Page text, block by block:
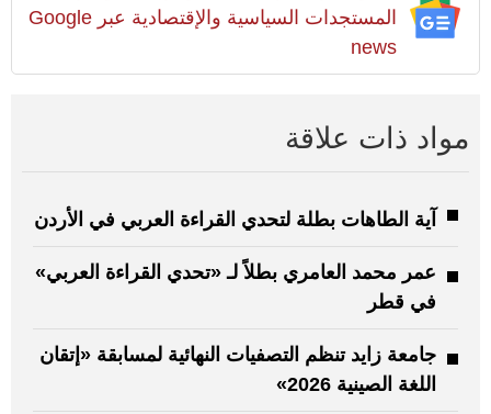
المستجدات السياسية والإقتصادية عبر Google
news
مواد ذات علاقة
آية الطاهات بطلة لتحدي القراءة العربي في الأردن
عمر محمد العامري بطلاً لـ «تحدي القراءة العربي»
في قطر
جامعة زايد تنظم التصفيات النهائية لمسابقة «إتقان
اللغة الصينية 2026»